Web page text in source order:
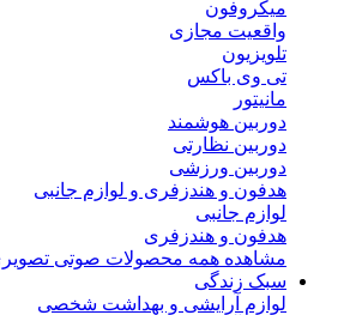
میکروفون
واقعیت مجازی
تلویزیون
تی وی باکس
مانیتور
دوربین هوشمند
دوربین نظارتی
دوربین ورزشی
هدفون و هندزفری و لوازم جانبی
لوازم جانبی
هدفون و هندزفری
مشاهده همه محصولات صوتی
سبک زندگی
لوازم آرایشی و بهداشت شخصی